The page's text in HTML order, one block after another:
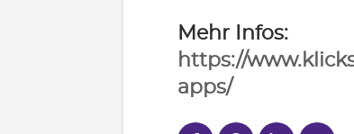
Mehr Infos:
https://
apps/